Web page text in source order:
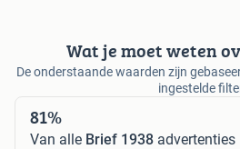
Wat je moet weten
De onderstaande waarden zijn
ingestelde
81%
Van alle Brief 1938 advertenties